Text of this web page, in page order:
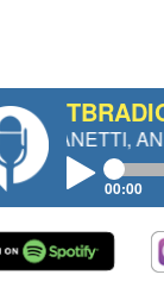
ANDREA
00:00